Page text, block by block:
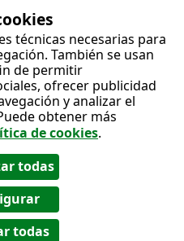
técnicas necesarias para
También se usan
de permitir
ofrecer publicidad
y analizar el
obtener más
de cookies.